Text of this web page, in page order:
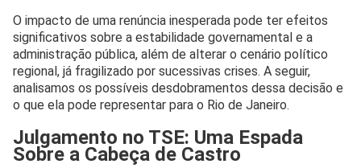
O impacto de uma renúncia inesperada pode ter efeitos
significativos sobre a estabilidade governamental e a
administração pública, além de alterar o cenário político
regional, já fragilizado por sucessivas crises. A seguir,
analisamos os possíveis desdobramentos dessa decisão e
o que ela pode representar para o Rio de Janeiro.
Julgamento no TSE: Uma Espada
Sobre a Cabeça de Castro